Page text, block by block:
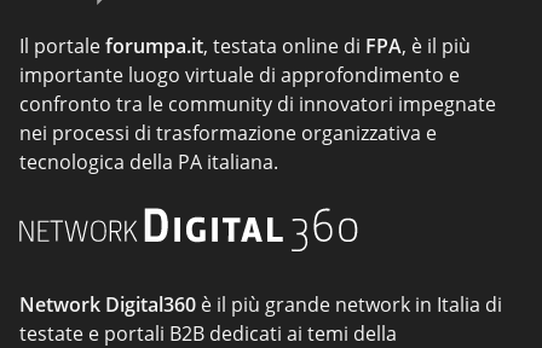
Il portaleforumpa.it, testata online di FPA, è il più
importante luogo virtuale di approfondimento e
confronto tra le community di innovatori impegnate
nei processi di trasformazione organizzativa e
tecnologica della PA italiana.
Network Digital360 è il più grande network in Italia di
testate e portali B2B dedicati ai temi della